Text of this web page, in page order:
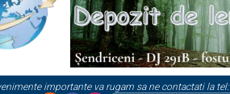
importante va rugam sa ne contactati la tel: